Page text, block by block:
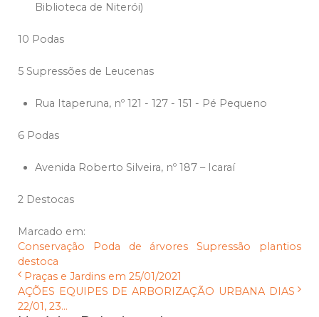
Biblioteca de Niterói)
10 Podas
5 Supressões de Leucenas
Rua Itaperuna, nº 121 - 127 - 151 - Pé Pequeno
6 Podas
Avenida Roberto Silveira, nº 187 – Icaraí
2 Destocas
Marcado em:
Conservação
Poda de árvores Supressão
plantios
destoca
Praças e Jardins em 25/01/2021
AÇÕES EQUIPES DE ARBORIZAÇÃO URBANA DIAS
22/01, 23...